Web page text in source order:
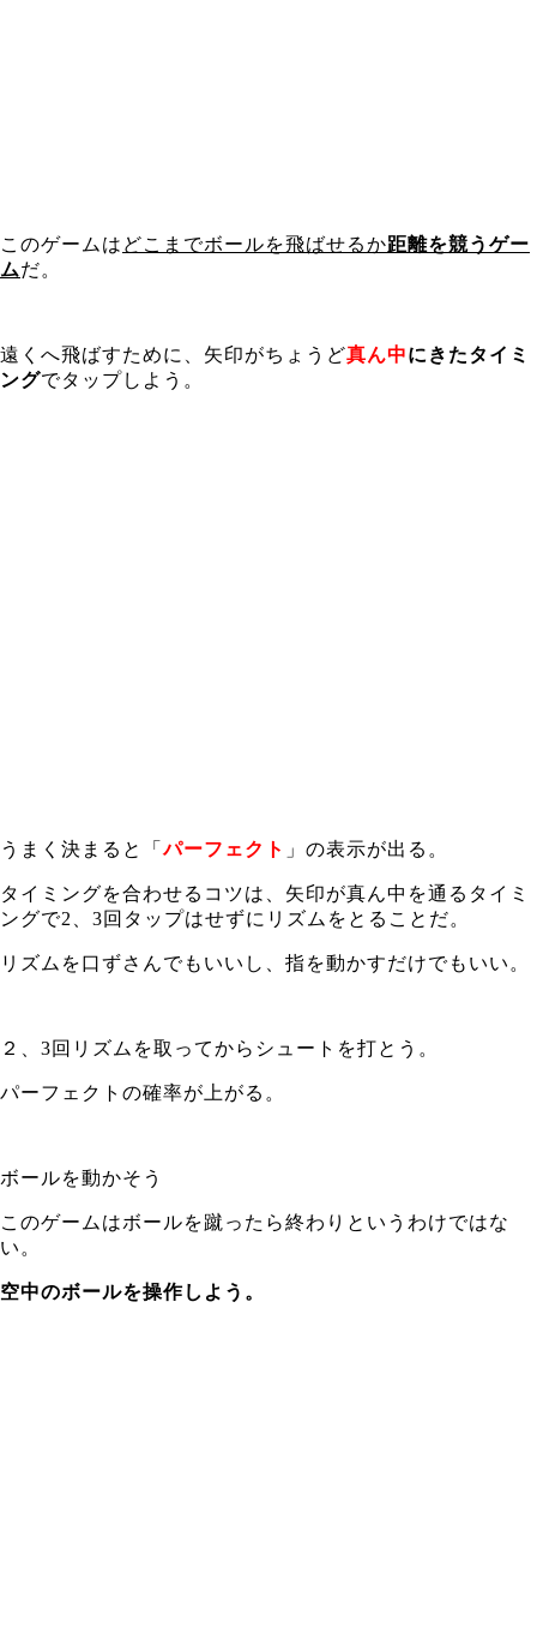
このゲームは どこまでボールを飛ばせるか距離を競うゲー
ムだ。
遠くへ飛ばすために、矢印がちょうど真ん中にきたタイミ
ングでタップしよう。
うまく決まると「パーフェクト 」の表示が出る。
タイミングを合わせるコツは、矢印が真ん中を通るタイミ
ングで2、3回タップはせずにリズムをとることだ。
リズムを口ずさんでもいいし、指を動かすだけでもいい。
２、3回リズムを取ってからシュートを打とう。
パーフェクトの確率が上がる。
ボールを動かそう
このゲームはボールを蹴ったら終わりというわけではな
い。
空中のボールを操作しよう。